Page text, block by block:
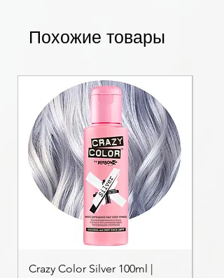
Похожие товары
Crazy Color Silver 100ml |